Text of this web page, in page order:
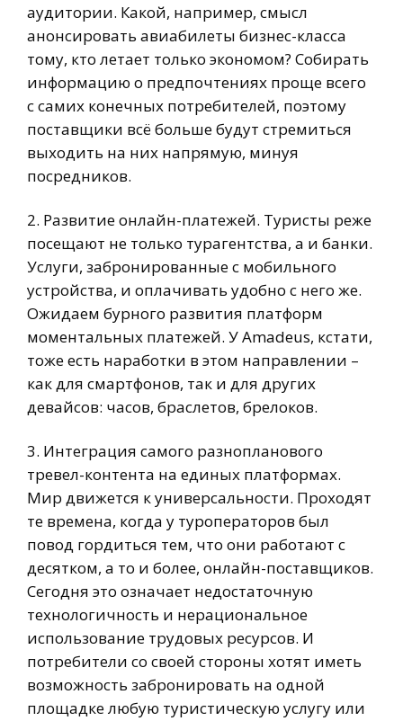
аудитории. Какой, например, смысл
анонсировать авиабилеты бизнес-класса
тому, кто летает только экономом? Собирать
информацию о предпочтениях проще всего
с самих конечных потребителей, поэтому
поставщики всё больше будут стремиться
выходить на них напрямую, минуя
посредников.
2. Развитие онлайн-платежей. Туристы реже
посещают не только турагентства, а и банки.
Услуги, забронированные с мобильного
устройства, и оплачивать удобно с него же.
Ожидаем бурного развития платформ
моментальных платежей. У Amadeus, кстати,
тоже есть наработки в этом направлении –
как для смартфонов, так и для других
девайсов: часов, браслетов, брелоков.
3. Интеграция самого разнопланового
тревел-контента на единых платформах.
Мир движется к универсальности. Проходят
те времена, когда у туроператоров был
повод гордиться тем, что они работают с
десятком, а то и более, онлайн-поставщиков.
Сегодня это означает недостаточную
технологичность и нерациональное
использование трудовых ресурсов. И
потребители со своей стороны хотят иметь
возможность забронировать на одной
площадке любую туристическую услугу или